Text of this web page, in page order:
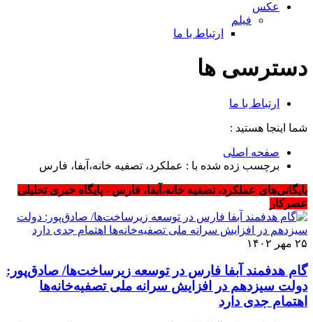
عکس
فیلم
ارتباط با ما
دسترسی ها
ارتباط با ما
شما اینجا هستید :
صفحه اصلی
برچسب زده شده با : عملکرد، تصفیه خانه،آبفا، فارس
بایگانی‌های عملکرد، تصفیه خانه،آبفا، فارس - پایگاه خبری تحلیلی
عصرکار
۲۵ مهر ۱۴۰۲
گام هدفمند آبفا فارس در توسعه زیرساخت‌ها/ صادق‌پور:
دولت سیزدهم در افزایش سرانه ملی تصفیه‌خانه‌ها
اهتمام جدی دارد